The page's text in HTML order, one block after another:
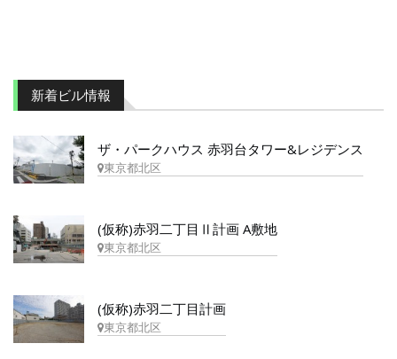
新着ビル情報
ザ・パークハウス 赤羽台タワー&レジデンス
東京都北区
(仮称)赤羽二丁目Ⅱ計画 A敷地
東京都北区
(仮称)赤羽二丁目計画
東京都北区